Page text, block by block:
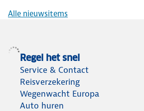
Alle nieuwsitems
Regel het snel
Service & Contact
Reisverzekering
Wegenwacht Europa
Auto huren